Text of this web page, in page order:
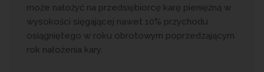
może nałożyć na przedsiębiorcę karę pieniężną w
wysokości sięgającej nawet 10% przychodu
osiągniętego w roku obrotowym poprzedzającym
rok nałożenia kary.